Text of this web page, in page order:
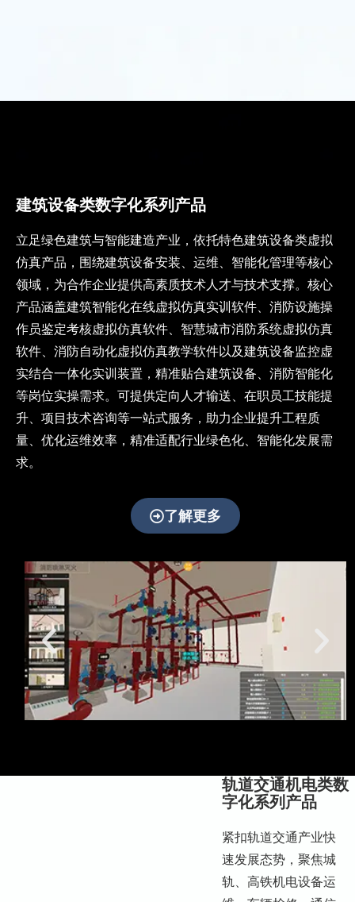
为数
字教
育提
供沉
浸式
教学
解决
方
案，
助力
教育
数字
化转
型与
智能
化升
建筑设备类数字化系列产品
立足绿色建筑与智能建造产业，依托特色建筑设备类虚拟
仿真产品，围绕建筑设备安装、运维、智能化管理等核心
领域，为合作企业提供高素质技术人才与技术支撑。核心
产品涵盖建筑智能化在线虚拟仿真实训软件、消防设施操
作员鉴定考核虚拟仿真软件、智慧城市消防系统虚拟仿真
软件、消防自动化虚拟仿真教学软件以及建筑设备监控虚
实结合一体化实训装置，精准贴合建筑设备、消防智能化
等岗位实操需求。可提供定向人才输送、在职员工技能提
升、项目技术咨询等一站式服务，助力企业提升工程质
量、优化运维效率，精准适配行业绿色化、智能化发展需
求。
了解更多
轨道交通机电类数
字化系列产品
紧扣轨道交通产业快
速发展态势，聚焦城
轨、高铁机电设备运